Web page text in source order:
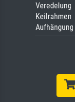
Veredelung
Keilrahmen
Aufhängung